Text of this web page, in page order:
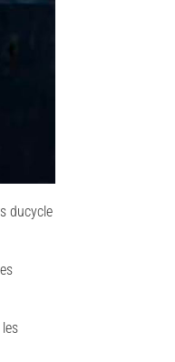
ducycle